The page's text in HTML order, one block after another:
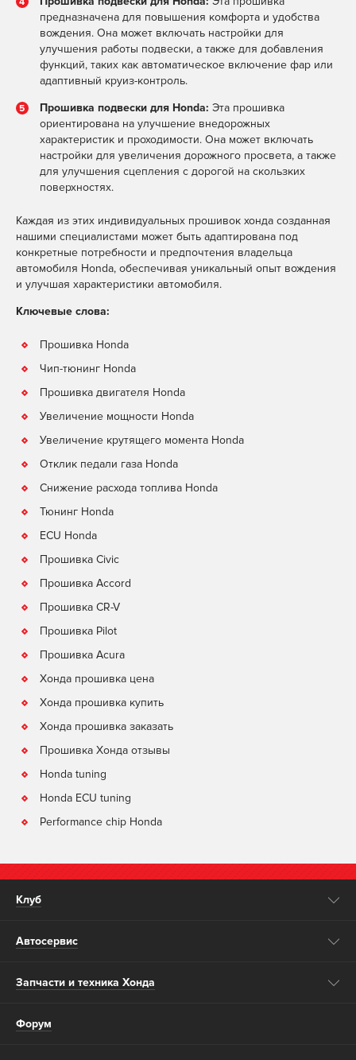
предназначена для повышения комфорта и удобства
вождения. Она может включать настройки для
улучшения работы подвески, а также для добавления
функций, таких как автоматическое включение фар или
адаптивный круиз-контроль.
Прошивка подвески для Honda: Эта прошивка
ориентирована на улучшение внедорожных
характеристик и проходимости. Она может включать
настройки для увеличения дорожного просвета, а также
для улучшения сцепления с дорогой на скользких
поверхностях.
Каждая из этих индивидуальных прошивок хонда созданная
нашими специалистами может быть адаптирована под
конкретные потребности и предпочтения владельца
автомобиля Honda, обеспечивая уникальный опыт вождения
и улучшая характеристики автомобиля.
Ключевые слова:
Прошивка Honda
Чип-тюнинг Honda
Прошивка двигателя Honda
Увеличение мощности Honda
Увеличение крутящего момента Honda
Отклик педали газа Honda
Снижение расхода топлива Honda
Тюнинг Honda
ECU Honda
Прошивка Civic
Прошивка Accord
Прошивка CR-V
Прошивка Pilot
Прошивка Acura
Хонда прошивка цена
Хонда прошивка купить
Хонда прошивка заказать
Прошивка Хонда отзывы
Honda tuning
Honda ECU tuning
Performance chip Honda
Клуб
Автосервис
Запчасти и техника Хонда
Форум